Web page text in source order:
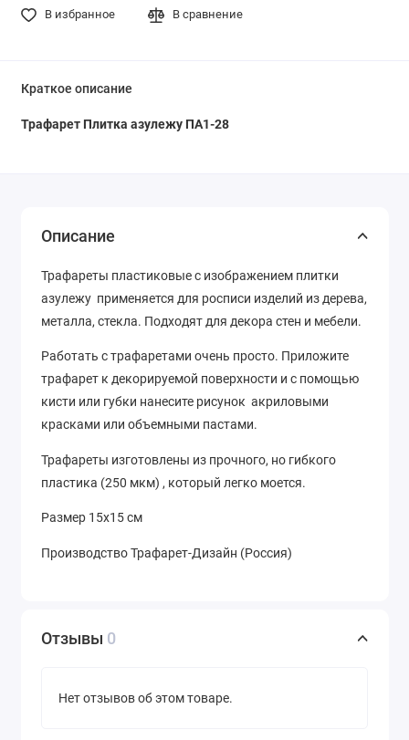
В избранное В сравнение
Краткое описание
Трафарет Плитка азулежу ПА1-28
Описание
Трафареты пластиковые с изображением плитки
азулежу применяется для росписи изделий из дерева,
металла, стекла. Подходят для декора стен и мебели.
Работать с трафаретами очень просто. Приложите
трафарет к декорируемой поверхности и с помощью
кисти или губки нанесите рисунок акриловыми
красками или объемными пастами.
Трафареты изготовлены из прочного, но гибкого
пластика (250 мкм) , который легко моется.
Размер 15х15 см
Производство Трафарет-Дизайн (Россия)
Отзывы 0
Нет отзывов об этом товаре.